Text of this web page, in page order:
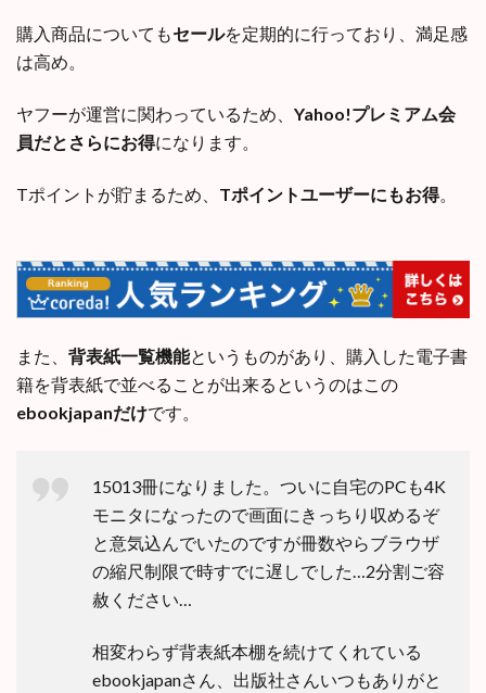
購入商品についてもセールを定期的に行っており、満足感
は高め。
ヤフーが運営に関わっているため、 Yahoo!プレミアム会
員だとさらにお得になります。
Tポイントが貯まるため、 Tポイントユーザーにもお得。
また、 背表紙一覧機能というものがあり、購入した電子書
籍を背表紙で並べることが出来るというのはこの
ebookjapanだけです。
15013冊になりました。ついに自宅のPCも4K
モニタになったので画面にきっちり収めるぞ
と意気込んでいたのですが冊数やらブラウザ
の縮尺制限で時すでに遅しでした…2分割ご容
赦ください…
相変わらず背表紙本棚を続けてくれている
ebookjapanさん、出版社さんいつもありがと